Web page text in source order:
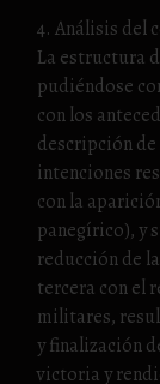
4. Análisis del
La estructura
pudiéndose
con los
descripción
intenciones
con la
panegírico), y
reducción de
tercera con el
militares,
y finalización
victoria y